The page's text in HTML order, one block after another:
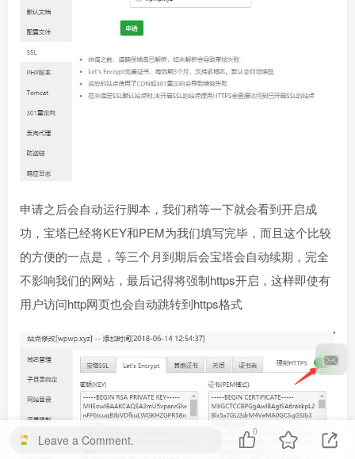
申请之后会自动运行脚本，我们稍等一下就会看到开启成
功，宝塔已经将KEY和PEM为我们填写完毕，而且这个比较
的方便的一点是，等三个月到期后会宝塔会自动续期，完全
不影响我们的网站，最后记得将强制https开启，这样即使有
用户访问http网页也会自动跳转到https格式
Leave a Comment.
0